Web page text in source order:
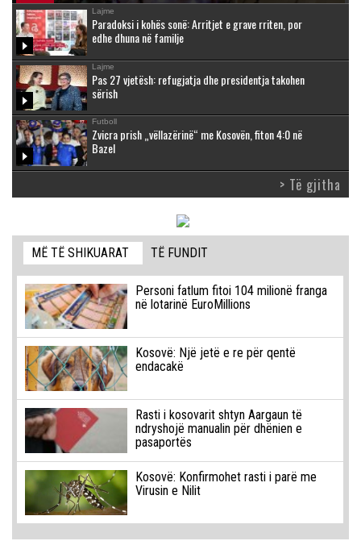
Lajme
Paradoksi i kohës sonë: Arritjet e grave rriten, por
edhe dhuna në familje
Lajme
Pas 27 vjetësh: refugjatja dhe presidentja takohen
sërish
Futboll
Zvicra prish „vëllazërinë“ me Kosovën, fiton 4:0 në
Bazel
> Të gjitha
MË TË SHIKUARAT TË FUNDIT
Personi fatlum fitoi 104 milionë franga
në lotarinë EuroMillions
Kosovë: Një jetë e re për qentë
endacakë
Rasti i kosovarit shtyn Aargaun të
ndryshojë manualin për dhënien e
pasaportës
Kosovë: Konfirmohet rasti i parë me
Virusin e Nilit